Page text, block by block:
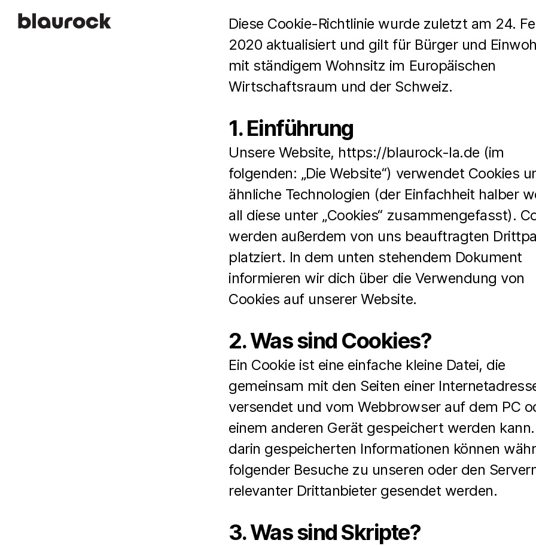
Diese Cookie-Richtlinie wurde zuletzt am 24.
2020 aktualisiert und gilt für Bürger und
mit ständigem Wohnsitz im Europäischen
Wirtschaftsraum und der Schweiz.
1. Einführung
Unsere Website, https://blaurock-la.de (im
folgenden: „Die Website“) verwendet Cookies
ähnliche Technologien (der Einfachheit halber
all diese unter „Cookies“ zusammengefasst).
werden außerdem von uns beauftragten
platziert. In dem unten stehendem Dokument
informieren wir dich über die Verwendung von
Cookies auf unserer Website.
2. Was sind Cookies?
Ein Cookie ist eine einfache kleine Datei, die
gemeinsam mit den Seiten einer
versendet und vom Webbrowser auf dem PC
einem anderen Gerät gespeichert werden
darin gespeicherten Informationen können
folgender Besuche zu unseren oder den
relevanter Drittanbieter gesendet werden.
3. Was sind Skripte?